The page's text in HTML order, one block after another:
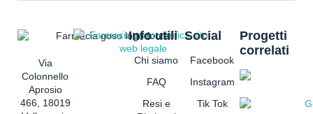
Via
Colonnello
Aprosio
466, 18019
Info utili
Chi siamo
FAQ
Resi e
Social
Facebook
Instagram
Tik Tok
Progetti
correlati